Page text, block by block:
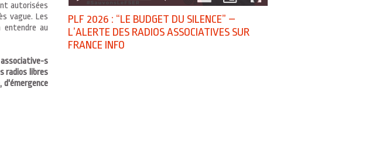
autorisées
vague. Les
au
s
radios libres
PLF 2026 : “LE BUDGET DU SILENCE” –
L’ALERTE DES RADIOS ASSOCIATIVES SUR
FRANCE INFO